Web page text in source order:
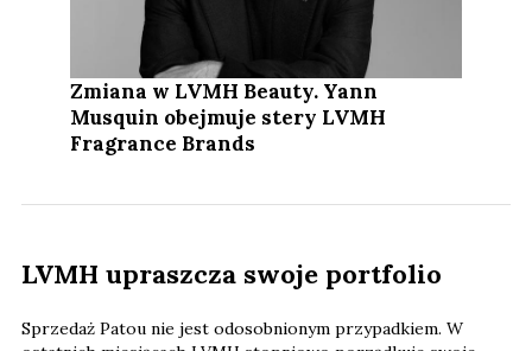
Zmiana w LVMH Beauty. Yann
Musquin obejmuje stery LVMH
Fragrance Brands
LVMH upraszcza swoje portfolio
Sprzedaż Patou nie jest odosobnionym przypadkiem. W